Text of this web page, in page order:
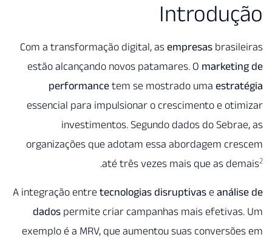
Com a transformação digital, asempresas
estão alcançando novos patamares. O
performance tem se mostrado uma
essencial para impulsionar o crescimento e
investimentos. Segundo dados do
organizações que adotam essa abordagem
até três vezes mais que as
.
A integração entretecnologias disruptivase
dadospermite criar campanhas mais
exemplo é a MRV, que aumentou suas